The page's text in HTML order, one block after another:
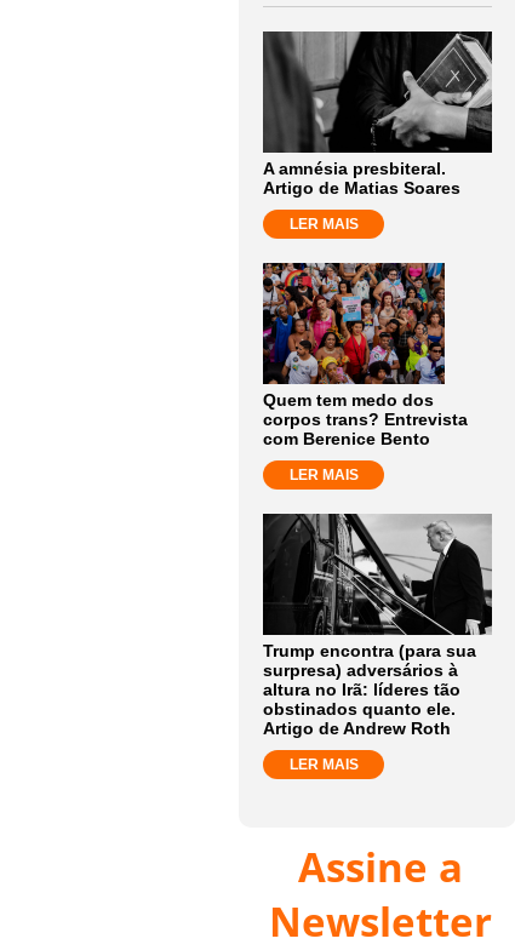
A amnésia presbiteral.
Artigo de Matias Soares
LER MAIS
Quem tem medo dos
corpos trans? Entrevista
com Berenice Bento
LER MAIS
Trump encontra (para sua
surpresa) adversários à
altura no Irã: líderes tão
obstinados quanto ele.
Artigo de Andrew Roth
LER MAIS
Assine a
Newsletter